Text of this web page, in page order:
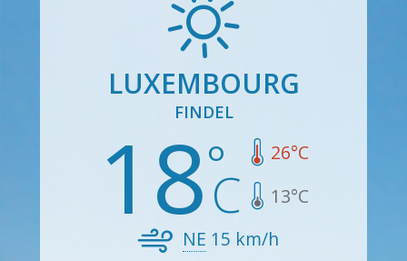
LUXEMBOURG
FINDEL
18 26°C
13°C
NE 15 km/h